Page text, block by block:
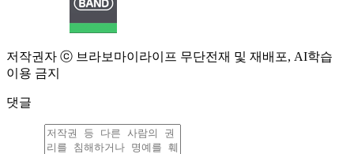
저작권자 ⓒ 브라보마이라이프 무단전재 및 재배포, AI학습
이용 금지
댓글